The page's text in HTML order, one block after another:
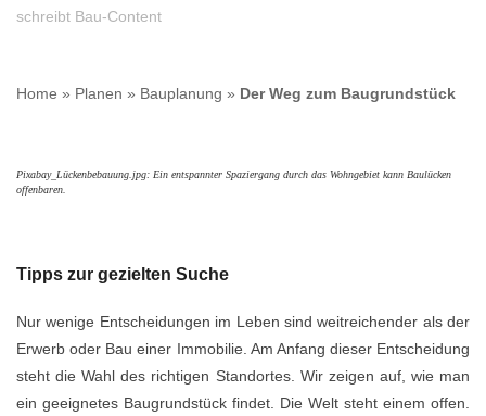
schreibt Bau-Content
Home » Planen » Bauplanung » Der Weg zum Baugrundstück
Pixabay_Lückenbebauung.jpg: Ein entspannter Spaziergang durch das Wohngebiet kann Baulücken
offenbaren.
Tipps zur gezielten Suche
Nur wenige Entscheidungen im Leben sind weitreichender als der
Erwerb oder Bau einer Immobilie. Am Anfang dieser Entscheidung
steht die Wahl des richtigen Standortes. Wir zeigen auf, wie man
ein geeignetes Baugrundstück findet. Die Welt steht einem offen.